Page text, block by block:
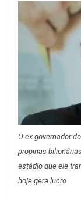
O ex-governador
propinas
estádio que ele
hoje gera lucro